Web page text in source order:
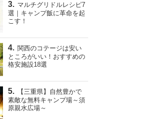
マルチグリドルレシピ7
選｜キャンプ飯に革命を起
こす！
関西のコテージは安い
ところがいい！おすすめの
格安施設18選
【三重県】自然豊かで
素敵な無料キャンプ場～須
原親水広場～